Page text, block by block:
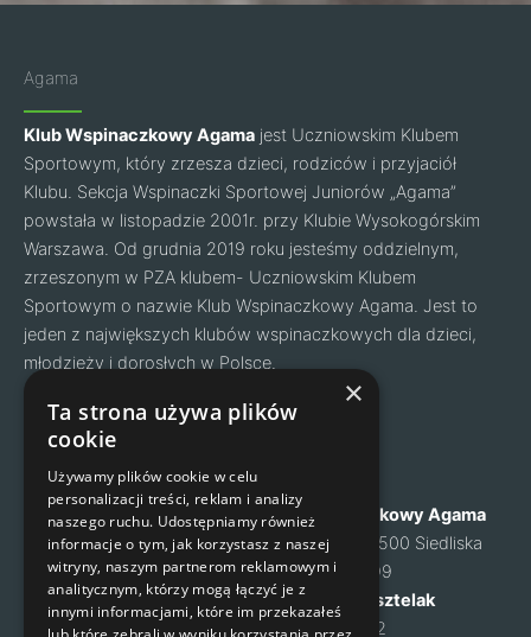
Agama
Klub Wspinaczkowy Agama jest Uczniowskim Klubem
Sportowym, który zrzesza dzieci, rodziców i przyjaciół
Klubu. Sekcja Wspinaczki Sportowej Juniorów „Agama”
powstała w listopadzie 2001r. przy Klubie Wysokogórskim
Warszawa. Od grudnia 2019 roku jesteśmy oddzielnym,
zrzeszonym w PZA klubem- Uczniowskim Klubem
Sportowym o nazwie Klub Wspinaczkowy Agama. Jest to
jeden z największych klubów wspinaczkowych dla dzieci,
młodzieży i dorosłych w Polsce.
Facebook
Instagram
O nas
Cennik
Zapisy na zajęcia
Kontakt
Regulamin
Klub Wspinaczkowy Agama
ul. Mysia 6, 05-500 Siedliska
NIP: 1231460699
Małgorzata Kusztelak
tel. 502 637 072
×
Ta strona używa plików
cookie
Używamy plików cookie w celu
personalizacji treści, reklam i analizy
naszego ruchu. Udostępniamy również
informacje o tym, jak korzystasz z naszej
witryny, naszym partnerom reklamowym i
analitycznym, którzy mogą łączyć je z
innymi informacjami, które im przekazałeś